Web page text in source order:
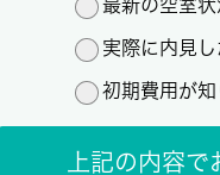
最新の空室
実際に内見し
初期費用が知
上記の内容